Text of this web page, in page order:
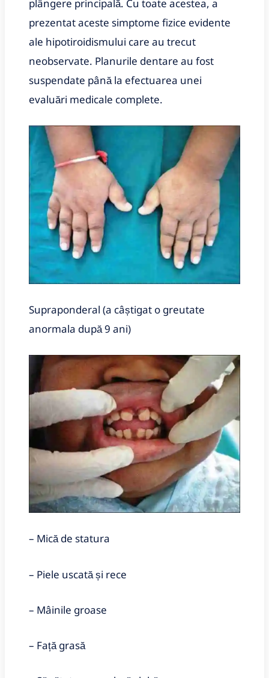
plângere principală. Cu toate acestea, a
prezentat aceste simptome fizice evidente
ale hipotiroidismului care au trecut
neobservate. Planurile dentare au fost
suspendate până la efectuarea unei
evaluări medicale complete.
Supraponderal (a câștigat o greutate
anormala după 9 ani)
– Mică de statura
– Piele uscată și rece
– Mâinile groase
– Față grasă